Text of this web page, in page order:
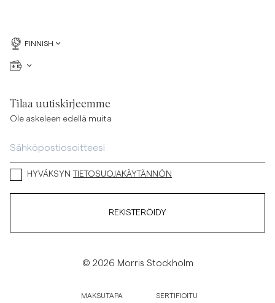
FINNISH
Tilaa uutiskirjeemme
Ole askeleen edellä muita
HYVÄKSYN TIETOSUOJAKÄYTÄNNÖN
REKISTERÖIDY
© 2026 Morris Stockholm
MAKSUTAPA SERTIFIOITU